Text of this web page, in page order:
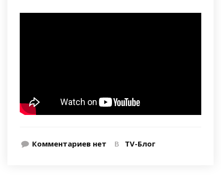
Комментариев нет В TV-Блог